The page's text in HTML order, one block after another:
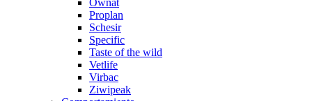
Ownat
Proplan
Schesir
Specific
Taste of the wild
Vetlife
Virbac
Ziwipeak